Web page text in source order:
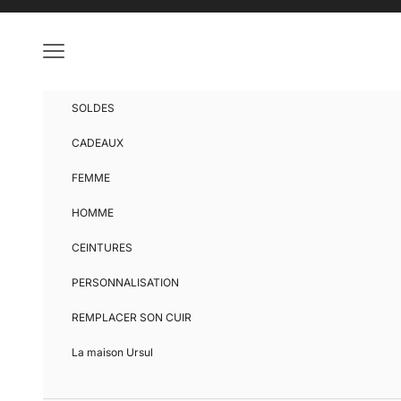
Menu
SOLDES
CADEAUX
FEMME
HOMME
CEINTURES
PERSONNALISATION
REMPLACER SON CUIR
La maison Ursul